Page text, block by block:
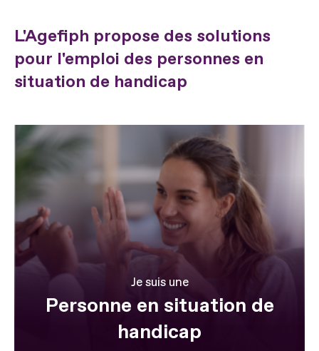
L'Agefiph propose des solutions
pour l'emploi des personnes en
situation de handicap
Je suis une
Personne en situation de
handicap